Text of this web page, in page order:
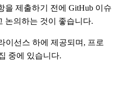
을 제출하기 전에 GitHub 이슈
논의하는 것이 좋습니다.
이선스 하에 제공되며, 프로
중에 있습니다.